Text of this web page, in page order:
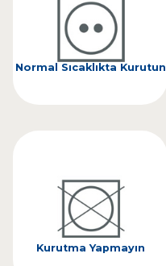
Normal Sıcaklıkta Kurutun
Kurutma Yapmayın